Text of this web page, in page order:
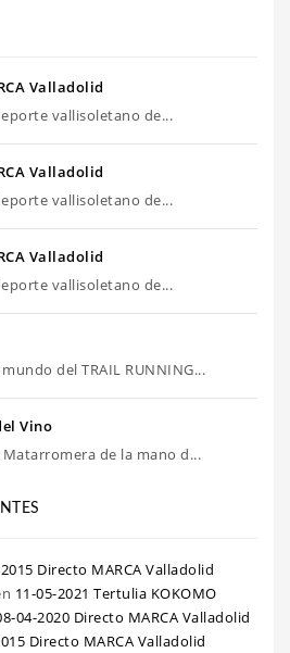
Valladolid
vallisoletano de...
Valladolid
vallisoletano de...
Valladolid
vallisoletano de...
del TRAIL RUNNING...
Vino
de la mano d...
Directo MARCA Valladolid
11-05-2021 Tertulia KOKOMO
04-2020 Directo MARCA Valladolid
Directo MARCA Valladolid